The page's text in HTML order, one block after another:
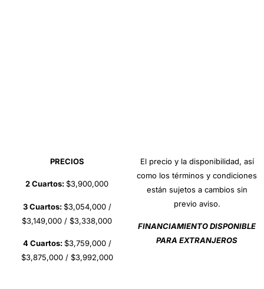
PRECIOS
2 Cuartos:$3,900,000
3 Cuartos:$3,054,000 /
$3,149,000 / $3,338,000
4 Cuartos:$3,759,000 /
$3,875,000 / $3,992,000
El precio y la disponibilidad, así
como los términos y condiciones
están sujetos a cambios sin
previo aviso.
FINANCIAMIENTO DISPONIBLE
PARA EXTRANJEROS